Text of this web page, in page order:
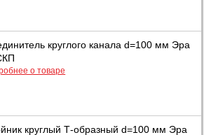
круглого канала d=100 мм Эра
о товаре
круглый Т-образный d=100 мм Эра